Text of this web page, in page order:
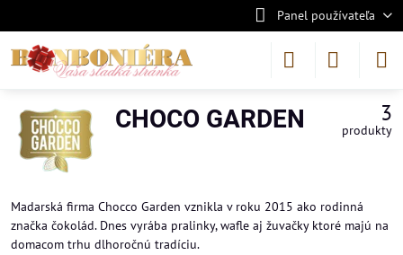
Panel používateľa
CHOCO GARDEN 3
produkty
Madarská firma Chocco Garden vznikla v roku 2015 ako rodinná
značka čokolád. Dnes vyrába pralinky, wafle aj žuvačky ktoré majú na
domacom trhu dlhoročnú tradíciu.